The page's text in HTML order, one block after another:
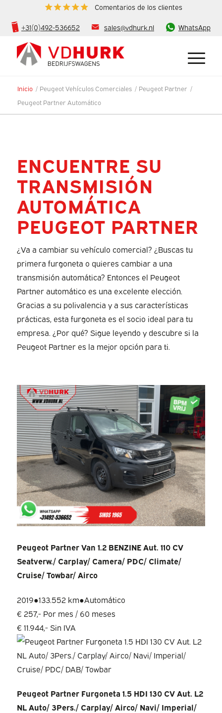
Comentarios de los clientes
+31(0)492-536652 sales@vdhurk.nl WhatsApp
Inicio / Peugeot Vehículos Comerciales / Peugeot Partner /
Peugeot Partner Automático
ENCUENTRE SU
TRANSMISIÓN
AUTOMÁTICA
PEUGEOT PARTNER
¿Va a cambiar su vehículo comercial? ¿Buscas tu
primera furgoneta o quieres cambiar a una
transmisión automática? Entonces el Peugeot
Partner automático es una excelente elección.
Gracias a su polivalencia y a sus características
prácticas, esta furgoneta es el socio ideal para tu
empresa. ¿Por qué? Sigue leyendo y descubre si la
Peugeot Partner es la mejor opción para ti.
Peugeot Partner Van 1.2 BENZINE Aut. 110 CV
Seatverw./ Carplay/ Camera/ PDC/ Climate/
Cruise/ Towbar/ Airco
2019●133.552 km●Automático
€ 257,- Por mes / 60 meses
€ 11.944,- Sin IVA
Peugeot Partner Furgoneta 1.5 HDI 130 CV Aut. L2
NL Auto/ 3Pers./ Carplay/ Airco/ Navi/ Imperial/